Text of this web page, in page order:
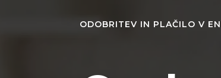
ODOBRITEV IN PLAČILO V